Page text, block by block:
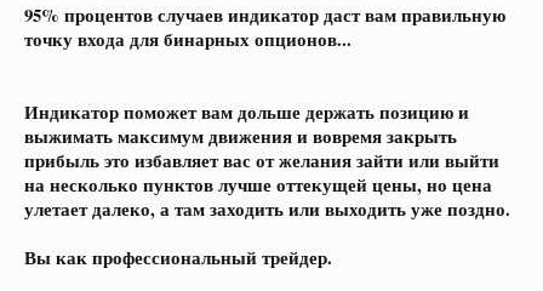
95% процентов случаевиндикатордаст вам правильную
точку входа для бинарных опционов...
Индикатор поможет вам дольше держать позицию и
выжимать максимум движения и вовремя закрыть
прибыль это избавляет вас от желания зайти или выйти
на несколько пунктов лучше оттекущей цены, но цена
улетает далеко, а там заходить или выходить уже поздно.
Вы как профессиональный трейдер.